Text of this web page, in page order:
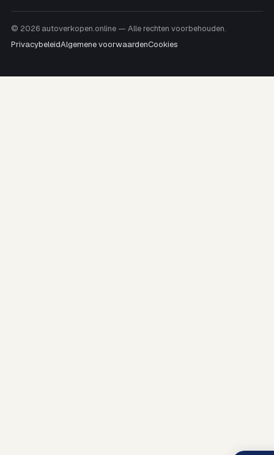
© 2026 autoverkopen.online — Alle rechten voorbehouden.
PrivacybeleidAlgemene voorwaardenCookies